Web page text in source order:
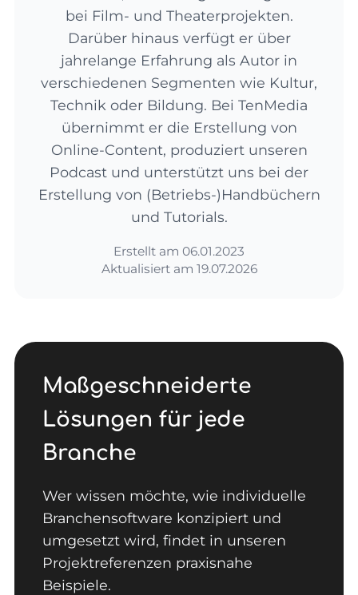
bei Film- und Theaterprojekten.
Darüber hinaus verfügt er über
jahrelange Erfahrung als Autor in
verschiedenen Segmenten wie Kultur,
Technik oder Bildung. Bei TenMedia
übernimmt er die Erstellung von
Online-Content, produziert unseren
Podcast und unterstützt uns bei der
Erstellung von (Betriebs-)Handbüchern
und Tutorials.
Erstellt am 06.01.2023
Aktualisiert am 19.07.2026
Maßgeschneiderte
Lösungen für jede
Branche
Wer wissen möchte, wie individuelle
Branchensoftware konzipiert und
umgesetzt wird, findet in unseren
Projektreferenzen praxisnahe
Beispiele.